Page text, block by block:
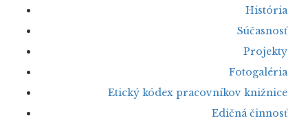
História
Súčasnosť
Projekty
Fotogaléria
Etický kódex pracovníkov knižnice
Edičná činnosť